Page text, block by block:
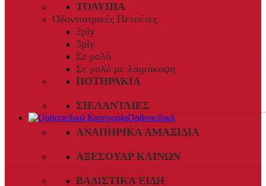
ΤΟΛΎΠΙΑ
Οδοντιατρικές Πετσέτες
2ply
3ply
Σε ρολό
Σε ρολό με λαιμόκοψη
ΠΟΤΗΡΆΚΙΑ
ΣΙΕΛΑΝΤΛΊΕΣ
Ορθοπεδικά
ΑΝΑΠΗΡΙΚΆ ΑΜΑΞΊΔΙΑ
ΑΞΕΣΟΥΆΡ ΚΛΙΝΏΝ
ΒΑΔΙΣΤΙΚΆ ΕΊΔΗ